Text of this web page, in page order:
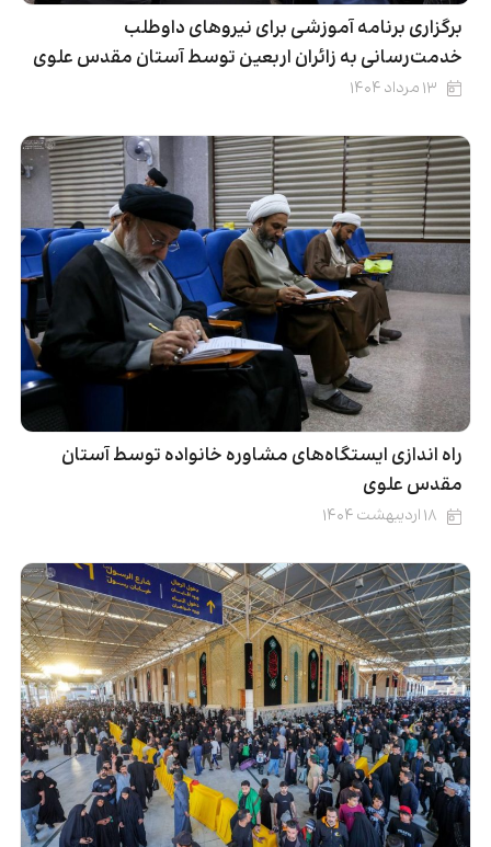
برگزاری برنامه آموزشی برای نیروهای داوطلب
خدمت‌رسانی به زائران اربعین توسط آستان مقدس علوی
۱۳ مرداد ۱۴۰۴
راه اندازی ایستگاه‌های مشاوره خانواده توسط آستان
مقدس علوی
۱۸ اردیبهشت ۱۴۰۴